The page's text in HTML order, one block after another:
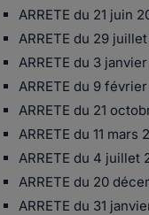
ARRETE du 21 juin
ARRETE du 29
ARRETE du 3
ARRETE du 9
ARRETE du 21
ARRETE du 11 mars
ARRETE du 4 juillet
ARRETE du 20
ARRETE du 31